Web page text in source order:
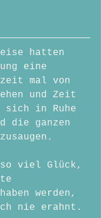
hatten
eine
mal von
und Zeit
sich in Ruhe
die ganzen
so viel Glück,
werden,
nie erahnt.